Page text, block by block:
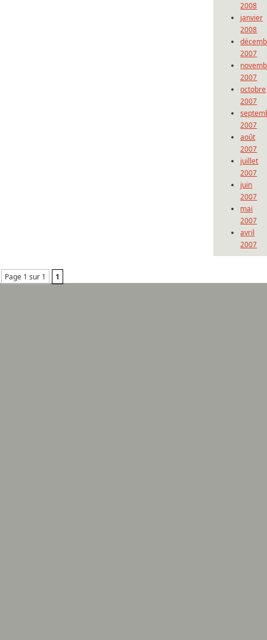
2008
janvier
2008
2007
2007
octobre
2007
2007
août
2007
juillet
2007
juin
2007
mai
2007
avril
2007
Page 1 sur 1 1